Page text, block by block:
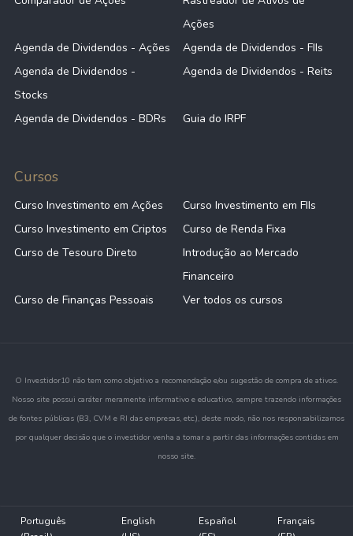
Ações
Agenda de Dividendos - Ações
Agenda de Dividendos - FIIs
Agenda de Dividendos -
Stocks
Agenda de Dividendos - Reits
Agenda de Dividendos - BDRs Guia do IRPF
Cursos
Curso Investimento em Ações
Curso Investimento em FIIs
Curso Investimento em Criptos
Curso de Renda Fixa
Curso de Tesouro Direto
Introdução ao Mercado
Financeiro
Curso de Finanças Pessoais
Ver todos os cursos
O Investidor10 não tem como objetivo a recomendação e/ou sugestão de compra de ativos.
Nosso site possui caráter meramente informativo e educativo, sempre trazendo informações
de fontes públicas (B3, CVM e RI das empresas, etc.), deste modo, não nos responsabilizamos
por qualquer decisão que o investidor venha a tomar a partir das informações contidas em
nosso site.
Português
English
Español
Français